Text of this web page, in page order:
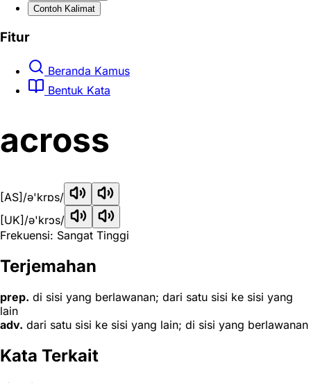
Contoh Kalimat
Fitur
Beranda Kamus
Bentuk Kata
across
[AS] /ə'krɒs/
[UK] /ə'krɔs/
Frekuensi: Sangat Tinggi
Terjemahan
prep. di sisi yang berlawanan; dari satu sisi ke sisi yang
lain
adv. dari satu sisi ke sisi yang lain; di sisi yang berlawanan
Kata Terkait